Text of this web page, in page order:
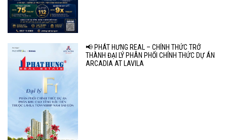
📢 PHÁT HƯNG REAL – CHÍNH THỨC TRỞ
THÀNH ĐẠI LÝ PHÂN PHỐI CHÍNH THỨC DỰ ÁN
ARCADIA AT LAVILA